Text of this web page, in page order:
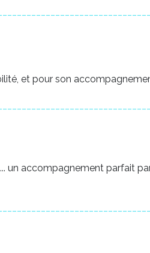
et pour son
un accompagnement parfait